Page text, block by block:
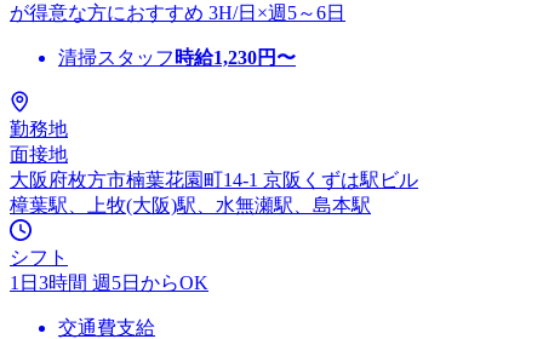
が得意な方におすすめ 3H/日×週5～6日
清掃スタッフ 時給1,230円〜
勤務地
面接地
大阪府枚方市楠葉花園町14-1 京阪くずは駅ビル
樟葉駅、上牧(大阪)駅、水無瀬駅、島本駅
シフト
1日3時間 週5日からOK
交通費支給